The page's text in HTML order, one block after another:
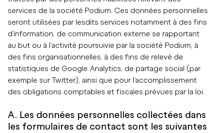
services de la société Podium. Ces données personnelles
seront utilisées par lesdits services notamment à des fins
d’information, de communication externe se rapportant
au but ou à l’activité poursuivie par la société Podium, à
des fins organisationnelles, à des fins de relevé de
statistiques de Google Analytics, de partage social (par
exemple sur Twitter), ainsi que pour l’accomplissement
des obligations comptables et fiscales prévues par la loi.
A. Les données personnelles collectées dans
les formulaires de contact sont les suivantes